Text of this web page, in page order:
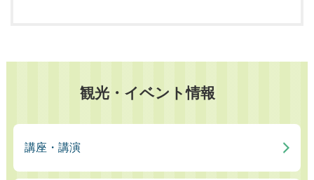
観光・イベント情報
講座・講演